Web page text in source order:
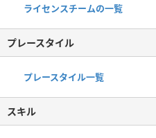
ライセンスチームの一覧
プレースタイル
プレースタイル一覧
スキル